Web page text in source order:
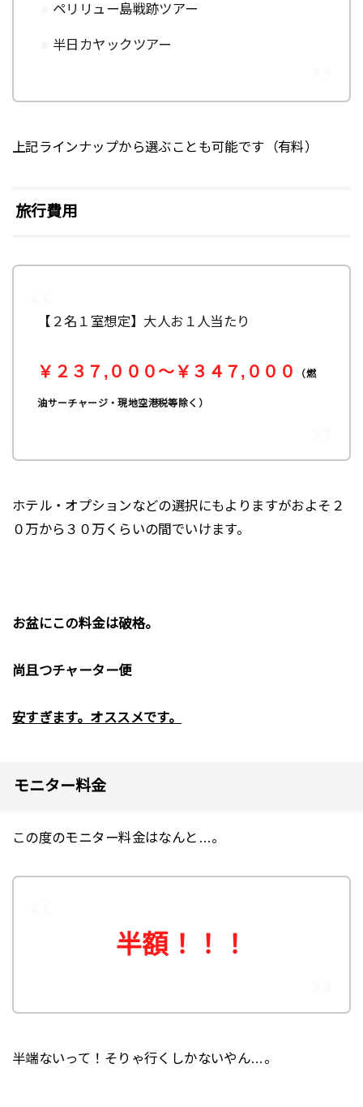
ペリリュー島戦跡ツアー
半日カヤックツアー
上記ラインナップから選ぶことも可能です（有料）
旅行費用
【２名１室想定】大人お１人当たり
￥２３７,０００～￥３４７,０００ （燃
油サーチャージ・現地空港税等除く）
ホテル・オプションなどの選択にもよりますがおよそ２
０万から３０万くらいの間でいけます。
お盆にこの料金は破格。
尚且つチャーター便
安すぎます。オススメです。
モニター料金
この度のモニター料金はなんと…。
半額！！！
半端ないって！そりゃ行くしかないやん…。